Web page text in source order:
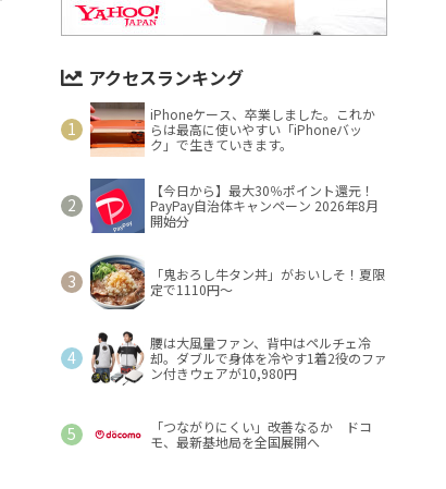
アクセスランキング
iPhoneケース、卒業しました。これか
らは最高に使いやすい「iPhoneバッ
ク」で生きていきます。
【今日から】最大30％ポイント還元！
PayPay自治体キャンペーン 2026年8月
開始分
「鬼おろし牛タン丼」がおいしそ！夏限
定で1110円～
腰は大風量ファン、背中はペルチェ冷
却。ダブルで身体を冷やす1着2役のファ
ン付きウェアが10,980円
「つながりにくい」改善なるか ドコ
モ、最新基地局を全国展開へ